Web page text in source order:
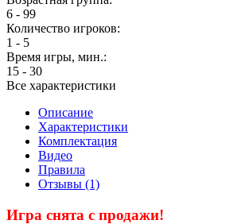
6 - 99
Количество игроков:
1 - 5
Время игры, мин.:
15 - 30
Все характеристики
Описание
Характеристики
Комплектация
Видео
Правила
Отзывы (1)
Игра снята с продажи!